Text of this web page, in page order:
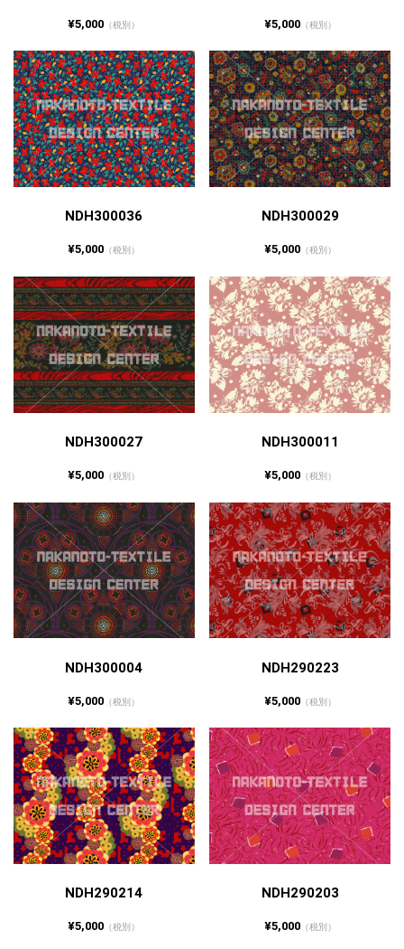
¥5,000 （税別） ¥5,000（税別）
NDH300036
¥5,000 （税別）
NDH300029
¥5,000（税別）
NDH300027
¥5,000 （税別）
NDH300011
¥5,000（税別）
NDH300004
¥5,000 （税別）
NDH290223
¥5,000（税別）
NDH290214
¥5,000 （税別）
NDH290203
¥5,000（税別）